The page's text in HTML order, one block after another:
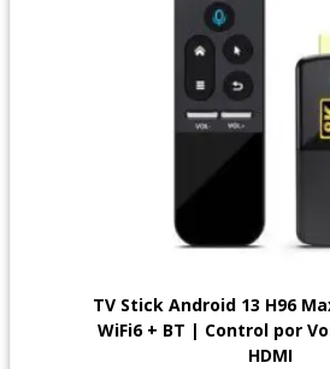
TV Stick Android 13 H96
WiFi6 + BT | Control por
HDMI